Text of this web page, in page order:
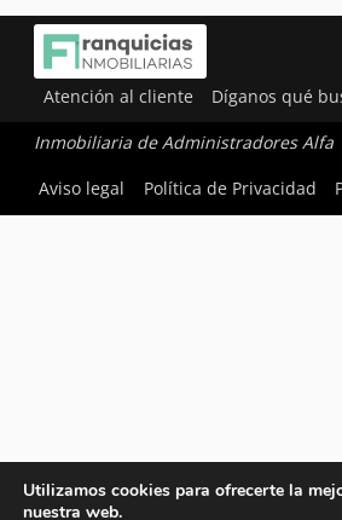
Atención al cliente Díganos qué
Inmobiliaria de Administradores Alfa
Aviso legal
Política de Privacidad
Utilizamos cookies para ofrecerte la
nuestra web.